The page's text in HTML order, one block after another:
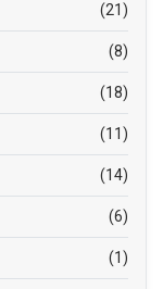
(21)
(8)
(18)
(11)
(14)
(6)
(1)